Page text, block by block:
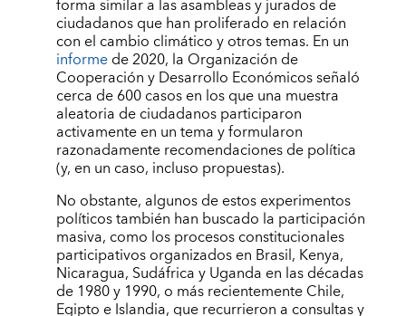
forma similar a las asambleas y jurados de
ciudadanos que han proliferado en relación
con el cambio climático y otros temas. En un
informede 2020, la Organización de
Cooperación y Desarrollo Económicos señaló
cerca de 600 casos en los que una muestra
aleatoria de ciudadanos participaron
activamente en un tema y formularon
razonadamente recomendaciones de política
(y, en un caso, incluso propuestas).
No obstante, algunos de estos experimentos
políticos también han buscado la participación
masiva, como los procesos constitucionales
participativos organizados en Brasil, Kenya,
Nicaragua, Sudáfrica y Uganda en las décadas
de 1980 y 1990, o más recientemente Chile,
Egipto e Islandia, que recurrieron a consultas y